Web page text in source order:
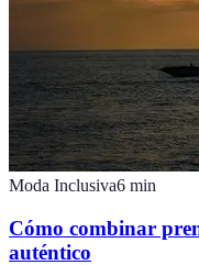
Moda Inclusiva6 min
Cómo combinar
auténtico